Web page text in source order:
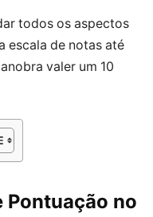
todos os aspectos
escala de notas até
valer um 10
Pontuação no